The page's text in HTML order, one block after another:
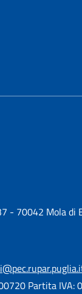
- 70042 Mola di
Partita IVA: